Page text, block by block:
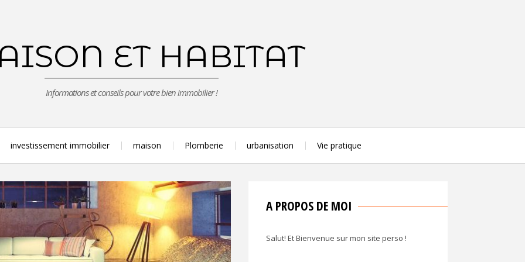
ET HABITAT
Informations et conseils pour votre bien immobilier !
investissement immobilier maison Plomberie urbanisation Vie pratique
A PROPOS DE MOI
Salut! Et Bienvenue sur mon site perso !